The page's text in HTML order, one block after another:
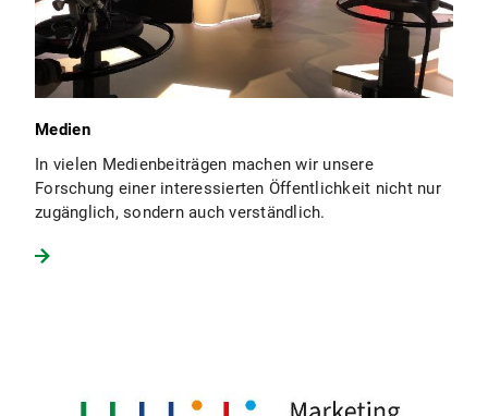
Medien
In vielen Medienbeiträgen machen wir unsere
Forschung einer interessierten Öffentlichkeit nicht nur
zugänglich, sondern auch verständlich.